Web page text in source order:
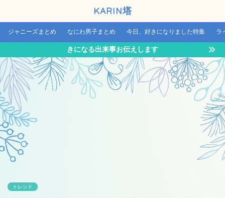
KARIN塔
ジャニーズまとめ なにわ男子まとめ 今日、好きになりました特集 ラ
きになる出来事お伝えします
トレンド